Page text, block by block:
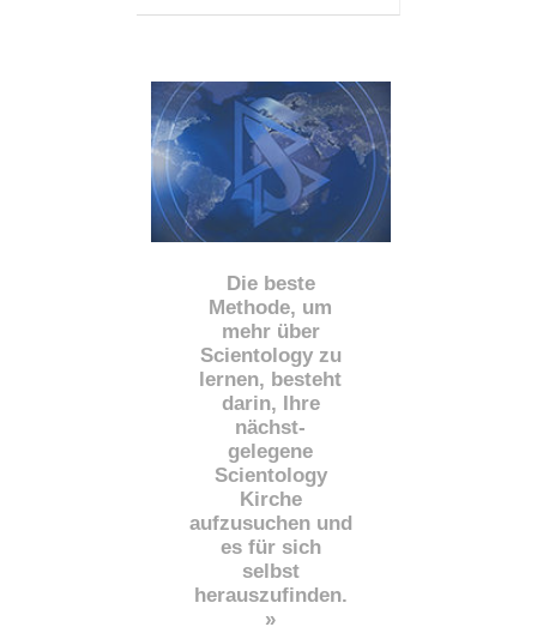
Die beste
Methode, um
mehr über
Scientology zu
lernen, besteht
darin, Ihre
nächst-
gelegene
Scientology
Kirche
aufzusuchen und
es für sich
selbst
herauszufinden.
»